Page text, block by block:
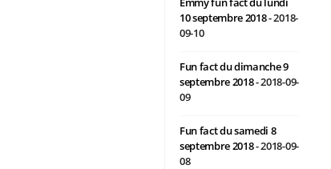
10 septembre 2018- 2018-
09-10
Fun fact du dimanche 9
septembre 2018- 2018-09-
09
Fun fact du samedi 8
septembre 2018- 2018-09-
08